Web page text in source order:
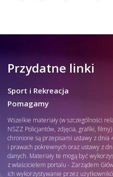
Przydatne linki
Sport i Rekreacja
Pomagamy
Wszelkie materiały (w szczególności
NSZZ Policjantów, zdjęcia, grafiki,
chronione są przepisami ustawy z
i prawach pokrewnych oraz ustawy z
danych. Materiały te mogą być
z właścicielem portalu - Zarządem
ich wykorzystywanie przez